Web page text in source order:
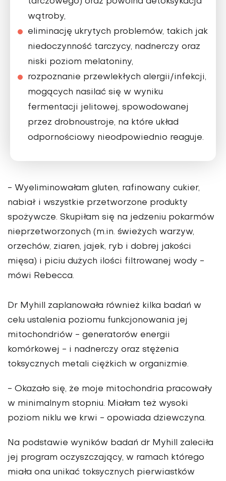
tarczowego) oraz powolna detoksykacja
wątroby,
eliminację ukrytych problemów, takich jak
niedoczynność tarczycy, nadnerczy oraz
niski poziom melatoniny,
rozpoznanie przewlekłych alergii/infekcji,
mogących nasilać się w wyniku
fermentacji jelitowej, spowodowanej
przez drobnoustroje, na które układ
odpornościowy nieodpowiednio reaguje.
- Wyeliminowałam gluten, rafinowany cukier,
nabiał i wszystkie przetworzone produkty
spożywcze. Skupiłam się na jedzeniu pokarmów
nieprzetworzonych (m.in. świeżych warzyw,
orzechów, ziaren, jajek, ryb i dobrej jakości
mięsa) i piciu dużych ilości filtrowanej wody -
mówi Rebecca.
Dr Myhill zaplanowała również kilka badań w
celu ustalenia poziomu funkcjonowania jej
mitochondriów - generatorów energii
komórkowej - i nadnerczy oraz stężenia
toksycznych metali ciężkich w organizmie.
- Okazało się, że moje mitochondria pracowały
w minimalnym stopniu. Miałam też wysoki
poziom niklu we krwi - opowiada dziewczyna.
Na podstawie wyników badań dr Myhill zaleciła
jej program oczyszczający, w ramach którego
miała ona unikać toksycznych pierwiastków